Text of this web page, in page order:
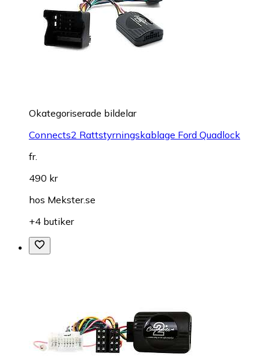
Okategoriserade bildelar
Connects2 Rattstyrningskablage Ford Quadlock
fr.
490 kr
hos Mekster.se
+4 butiker